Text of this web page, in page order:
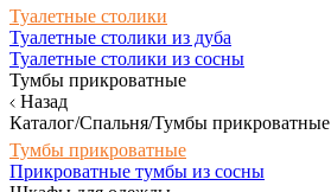
Туалетные столики
Туалетные столики из дуба
Туалетные столики из сосны
Тумбы прикроватные
Назад
Каталог/Спальня/Тумбы прикроватные
Тумбы прикроватные
Прикроватные тумбы из сосны